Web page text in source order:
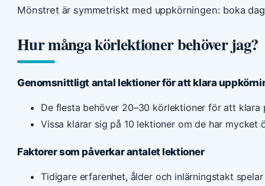
Mönstret är symmetriskt med uppkörningen: boka
Hur många körlektioner behöver jag?
Genomsnittligt antal lektioner för att klara
De flesta behöver 20–30 körlektioner för att klara
Vissa klarar sig på 10 lektioner om de har mycket
Faktorer som påverkar antalet lektioner
Tidigare erfarenhet, ålder och inlärningstakt